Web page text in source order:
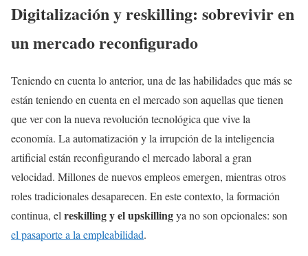
Digitalización y reskilling: sobrevivir en
un mercado reconfigurado
Teniendo en cuenta lo anterior, una de las habilidades que más se
están teniendo en cuenta en el mercado son aquellas que tienen
que ver con la nueva revolución tecnológica que vive la
economía. La automatización y la irrupción de la inteligencia
artificial están reconfigurando el mercado laboral a gran
velocidad. Millones de nuevos empleos emergen, mientras otros
roles tradicionales desaparecen. En este contexto, la formación
continua, el reskilling y el upskillingya no son opcionales: son
el pasaporte a la empleabilidad.